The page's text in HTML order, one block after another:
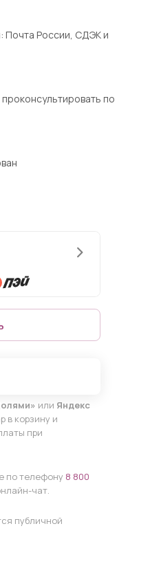
Почта России, СДЭК и
по
или Яндекс
в корзину и
при
по телефону 8 800
чат.
публичной